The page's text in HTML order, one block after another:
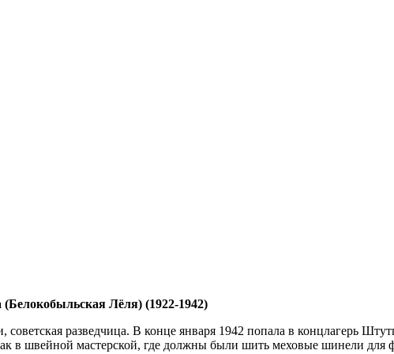
Лёля) (1922-1942)
советская разведчица. В конце января 1942 попала в концлагерь
в швейной мастерской, где должны были шить меховые шинели для